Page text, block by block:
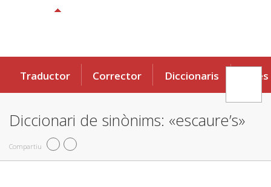
Traductor Corrector Diccionaris Eines
Diccionari de sinònims: «escaure’s»
Compartiu